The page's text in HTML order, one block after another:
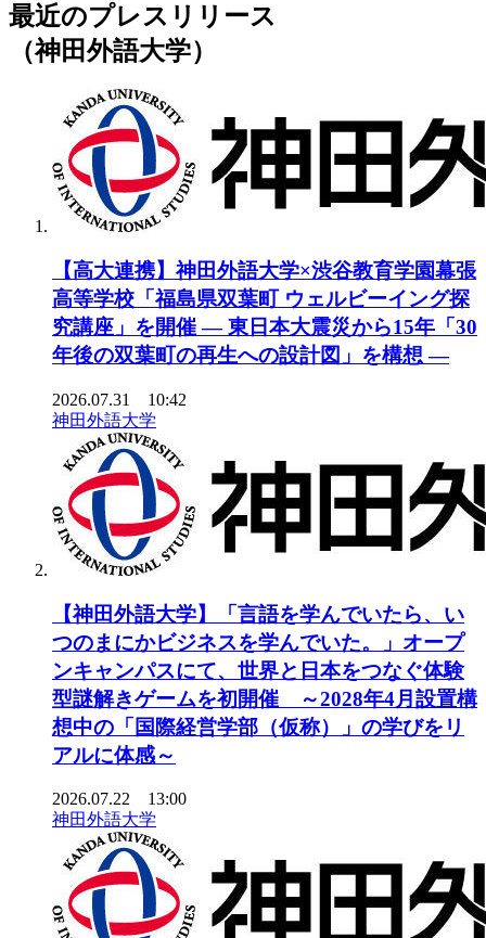
最近のプレスリリース
（神田外語大学）
【高大連携】神田外語大学×渋谷教育学園幕張
高等学校「福島県双葉町 ウェルビーイング探
究講座」を開催 ― 東日本大震災から15年「30
年後の双葉町の再生への設計図」を構想 ―
2026.07.31 10:42
神田外語大学
【神田外語大学】「言語を学んでいたら、い
つのまにかビジネスを学んでいた。」オープ
ンキャンパスにて、世界と日本をつなぐ体験
型謎解きゲームを初開催 ～2028年4月設置構
想中の「国際経営学部（仮称）」の学びをリ
アルに体感～
2026.07.22 13:00
神田外語大学